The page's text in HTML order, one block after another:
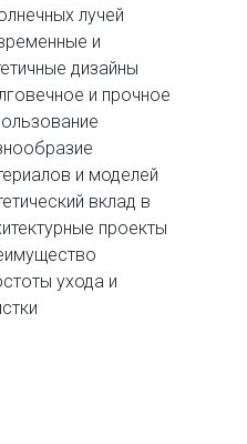
лучей
и
дизайны
и прочное
и моделей
вклад в
проекты
ухода и